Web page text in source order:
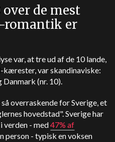
de mest
romantik er
var, at tre ud af de 10 lande,
kærester, var skandinaviske:
Danmark (nr. 10).
overraskende for Sverige, et
hovedstad". Sverige har
verden - med47% af
person - typisk en voksen